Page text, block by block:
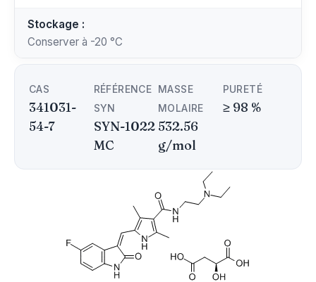
Stockage :
Conserver à -20 °C
CAS
341031-
54-7
RÉFÉRENCE
SYN
SYN-1022
MC
MASSE
MOLAIRE
532.56
g/mol
PURETÉ
≥ 98 %